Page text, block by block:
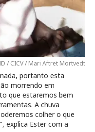
/ CICV / Mari Aftret Mortvedt
portanto esta
morrendo em
que estaremos bem
A chuva
colher o que
explica Ester com a